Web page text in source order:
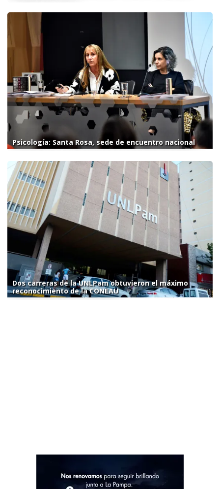
Psicología: Santa Rosa, sede de encuentro nacional
Dos carreras de la UNLPam obtuvieron el máximo
reconocimiento de la CONEAU